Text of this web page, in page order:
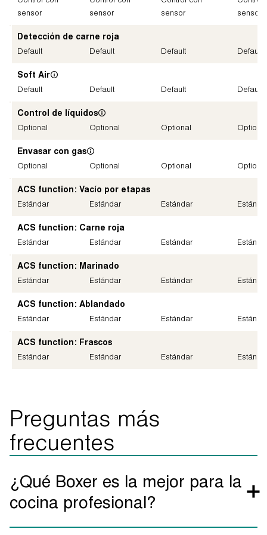
sensor
sensor
sensor
sensor
Detección de carne roja
Default Default Default Default
Soft Air
Default Default Default Default
Control de líquidos
Optional Optional Optional Optional
Envasar con gas
Optional Optional Optional Optional
ACS function: Vacío por etapas
Estándar Estándar Estándar
ACS function: Carne roja
Estándar Estándar Estándar
ACS function: Marinado
Estándar Estándar Estándar
ACS function: Ablandado
Estándar Estándar Estándar
ACS function: Frascos
Estándar Estándar Estándar
Preguntas más
frecuentes
¿Qué Boxer es la mejor para la
cocina profesional?